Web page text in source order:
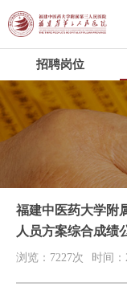
招聘岗位
福建中医药大学附
人员方案综合成绩
浏览：7227次 时间：